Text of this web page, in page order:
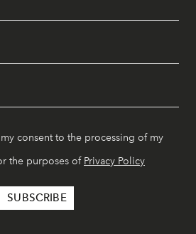
consent to the processing of my
the purposes of Privacy Policy